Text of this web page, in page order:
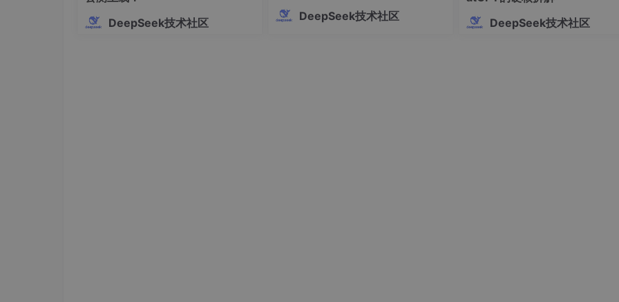
在任务管理器里确认 Codex 没有残留进程
DeepSeek技术社区
模型存在文献编造、格式不规范等致命
DeepSeek技术社区
DeepSeek技术社区